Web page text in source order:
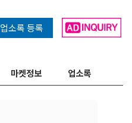
업소록 등록
마켓정보 업소록